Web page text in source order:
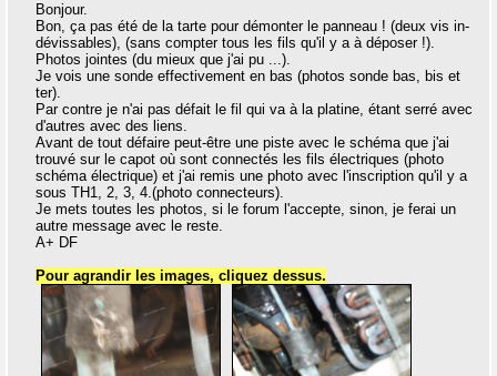
Bonjour.
Bon, ça pas été de la tarte pour démonter le panneau ! (deux vis in-
dévissables), (sans compter tous les fils qu'il y a à déposer !).
Photos jointes (du mieux que j'ai pu ...).
Je vois une sonde effectivement en bas (photos sonde bas, bis et
ter).
Par contre je n'ai pas défait le fil qui va à la platine, étant serré avec
d'autres avec des liens.
Avant de tout défaire peut-être une piste avec le schéma que j'ai
trouvé sur le capot où sont connectés les fils électriques (photo
schéma électrique) et j'ai remis une photo avec l'inscription qu'il y a
sous TH1, 2, 3, 4.(photo connecteurs).
Je mets toutes les photos, si le forum l'accepte, sinon, je ferai un
autre message avec le reste.
A+ DF
Pour agrandir les images, cliquez dessus.